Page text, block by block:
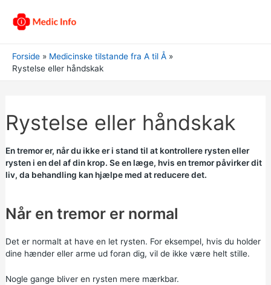
Forside
Medicinske tilstande fra A til Å
Rystelse eller håndskak
Rystelse eller håndskak
En tremor er, når du ikke er i stand til at kontrollere rysten eller
rysten i en del af din krop. Se en læge, hvis en tremor påvirker dit
liv, da behandling kan hjælpe med at reducere det.
Når en tremor er normal
Det er normalt at have en let rysten. For eksempel, hvis du holder
dine hænder eller arme ud foran dig, vil de ikke være helt stille.
Nogle gange bliver en rysten mere mærkbar.